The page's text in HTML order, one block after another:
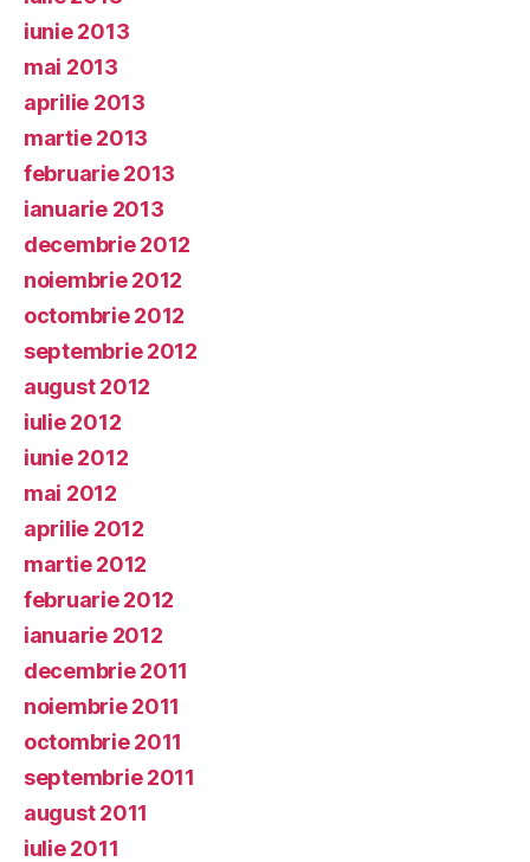
iunie 2013
mai 2013
aprilie 2013
martie 2013
februarie 2013
ianuarie 2013
decembrie 2012
noiembrie 2012
octombrie 2012
septembrie 2012
august 2012
iulie 2012
iunie 2012
mai 2012
aprilie 2012
martie 2012
februarie 2012
ianuarie 2012
decembrie 2011
noiembrie 2011
octombrie 2011
septembrie 2011
august 2011
iulie 2011